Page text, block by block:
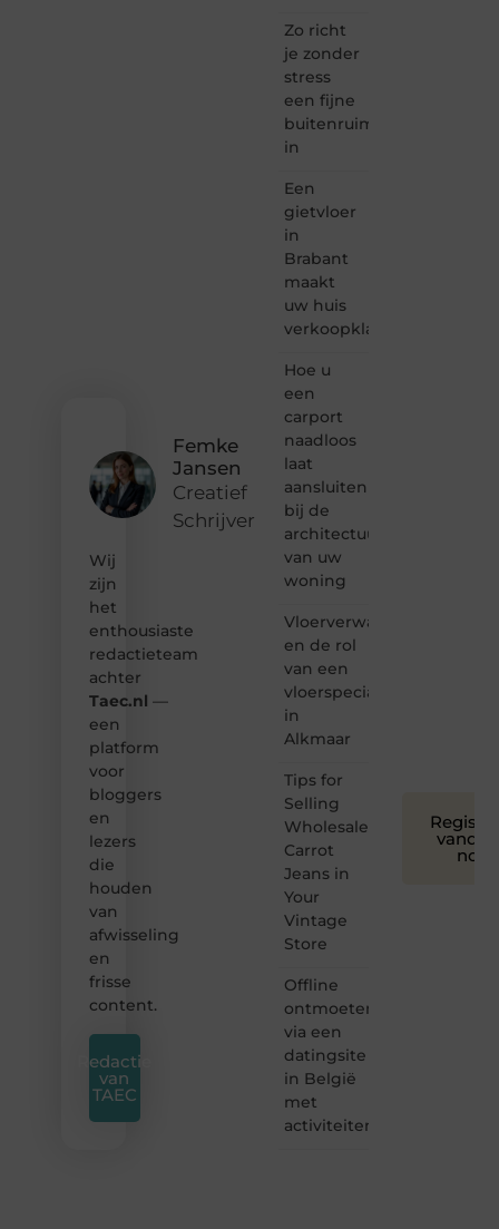
Femke
Jansen
Creatief
Schrijver
Wij
zijn
het
enthousiaste
redactieteam
achter
Taec.nl —
een
platform
voor
bloggers
en
lezers
die
houden
van
afwisseling
en
frisse
content.
Redactie
van
TAEC
Zo richt
je zonder
stress
een fijne
buitenruimte
in
Een
gietvloer
in
Brabant
maakt
uw huis
verkoopklaar
Hoe u
een
carport
naadloos
laat
aansluiten
bij de
architectuur
van uw
woning
Vloerverwarming
en de rol
van een
vloerspecialist
in
Alkmaar
Tips for
Selling
Wholesale
Carrot
Jeans in
Your
Vintage
Store
Offline
ontmoeten
via een
datingsite
in België
met
activiteiten
nog